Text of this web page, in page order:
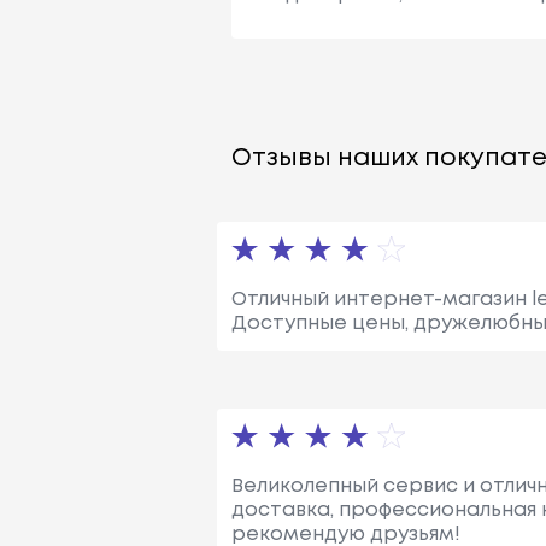
Отзывы наших
Отличный интернет-магазин
Доступные цены,
Великолепный сервис и
доставка, профессиональная
рекомендую друзьям!